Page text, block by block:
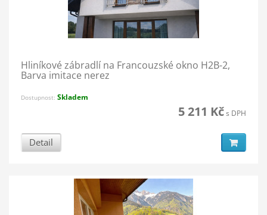
Hliníkové zábradlí na Francouzské okno H2B-2,
Barva imitace nerez
Dostupnost: Skladem
5 211 Kčs DPH
Detail